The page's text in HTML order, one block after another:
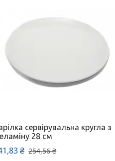
сервірувальна кругла з
28 см
₴ 254,56 ₴